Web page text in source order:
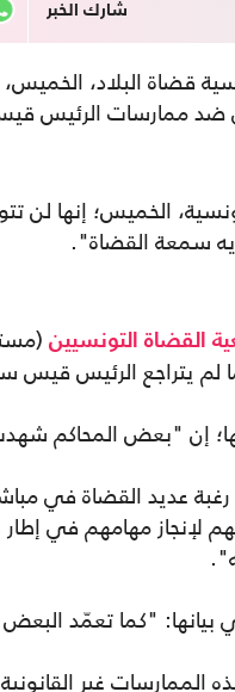
شارك الخبر
قضاة البلاد،
ضد ممارسات الرئيس
الخميس؛ إنها
سمعة القضاة".
القضاة التونسيين
الرئيس قيس سعيّد عن قرار
إن "بعض المحاكم
عديد القضاة في
لإنجاز مهامهم في
بيانها: "كما تعمّد
الممارسات غير